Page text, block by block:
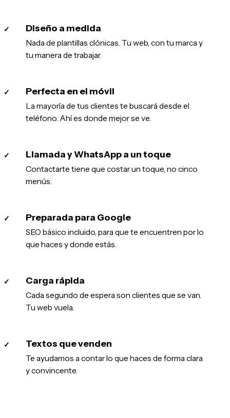
✓ Diseño a medida
Nada de plantillas clónicas. Tu web, con tu marca y
tu manera de trabajar.
✓ Perfecta en el móvil
La mayoría de tus clientes te buscará desde el
teléfono. Ahí es donde mejor se ve.
✓ Llamada y WhatsApp a un toque
Contactarte tiene que costar un toque, no cinco
menús.
✓ Preparada para Google
SEO básico incluido, para que te encuentren por lo
que haces y donde estás.
✓ Carga rápida
Cada segundo de espera son clientes que se van.
Tu web vuela.
✓ Textos que venden
Te ayudamos a contar lo que haces de forma clara
y convincente.